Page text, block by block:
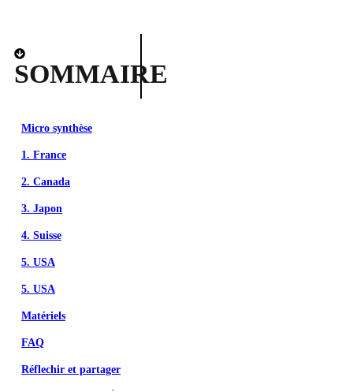
SOMMAIRE
Micro synthèse
1. France
2. Canada
3. Japon
4. Suisse
5. USA
5. USA
Matériels
FAQ
Réflechir et partager